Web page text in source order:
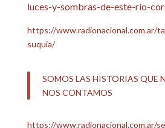
luces-y-sombras-de-este-rio-
https://www.radionacional.com.ar/
suquia/
SOMOS LAS HISTORIAS QUE
NOS CONTAMOS
https://www.radionacional.com.ar/